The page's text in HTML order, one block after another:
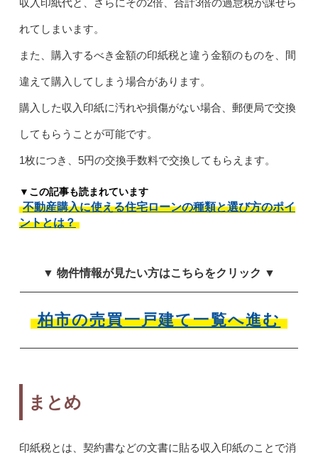
収入印紙代と、さらにその2倍、合計3倍の過怠税が課せら
れてしまいます。
また、購入するべき金額の印紙税と違う金額のものを、間
違えて購入してしまう場合があります。
購入した収入印紙に汚れや損傷がない場合、郵便局で交換
してもらうことが可能です。
1枚につき、5円の交換手数料で交換してもらえます。
▼この記事も読まれています
不動産購入に使える住宅ローンの種類と選び方のポイ
ントとは？
▼ 物件情報が見たい方はこちらをクリック ▼
柏市の売買一戸建て一覧へ進む
まとめ
印紙税とは、契約書などの文書に貼る収入印紙のことで消